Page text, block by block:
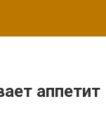
аппетит